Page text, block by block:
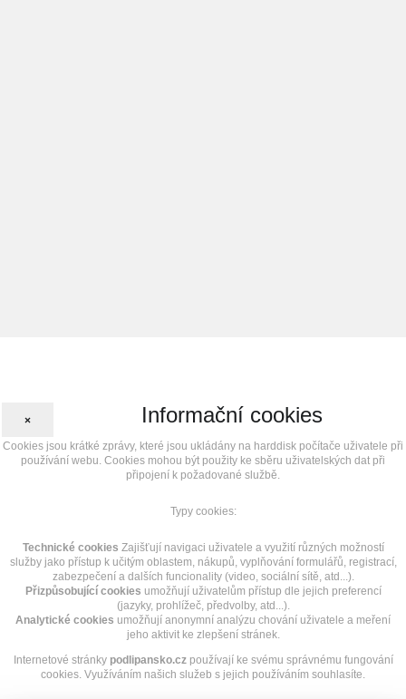
× Informační cookies
Cookies jsou krátké zprávy, které jsou ukládány na harddisk počítače uživatele při
používání webu. Cookies mohou být použity ke sběru uživatelských dat při
připojení k požadované službě.
Typy cookies:
Technické cookies Zajišťují navigaci uživatele a využití různých možností
služby jako přístup k učitým oblastem, nákupů, vyplňování formulářů, registrací,
zabezpečení a dalších funcionality (video, sociální sítě, atd...).
Přizpůsobující cookies umožňují uživatelům přístup dle jejich preferencí
(jazyky, prohlížeč, předvolby, atd...).
Analytické cookies umožňují anonymní analýzu chování uživatele a meření
jeho aktivit ke zlepšení stránek.
Internetové stránky podlipansko.czpoužívají ke svému správnému fungování
cookies. Využíváním našich služeb s jejich používáním souhlasíte.